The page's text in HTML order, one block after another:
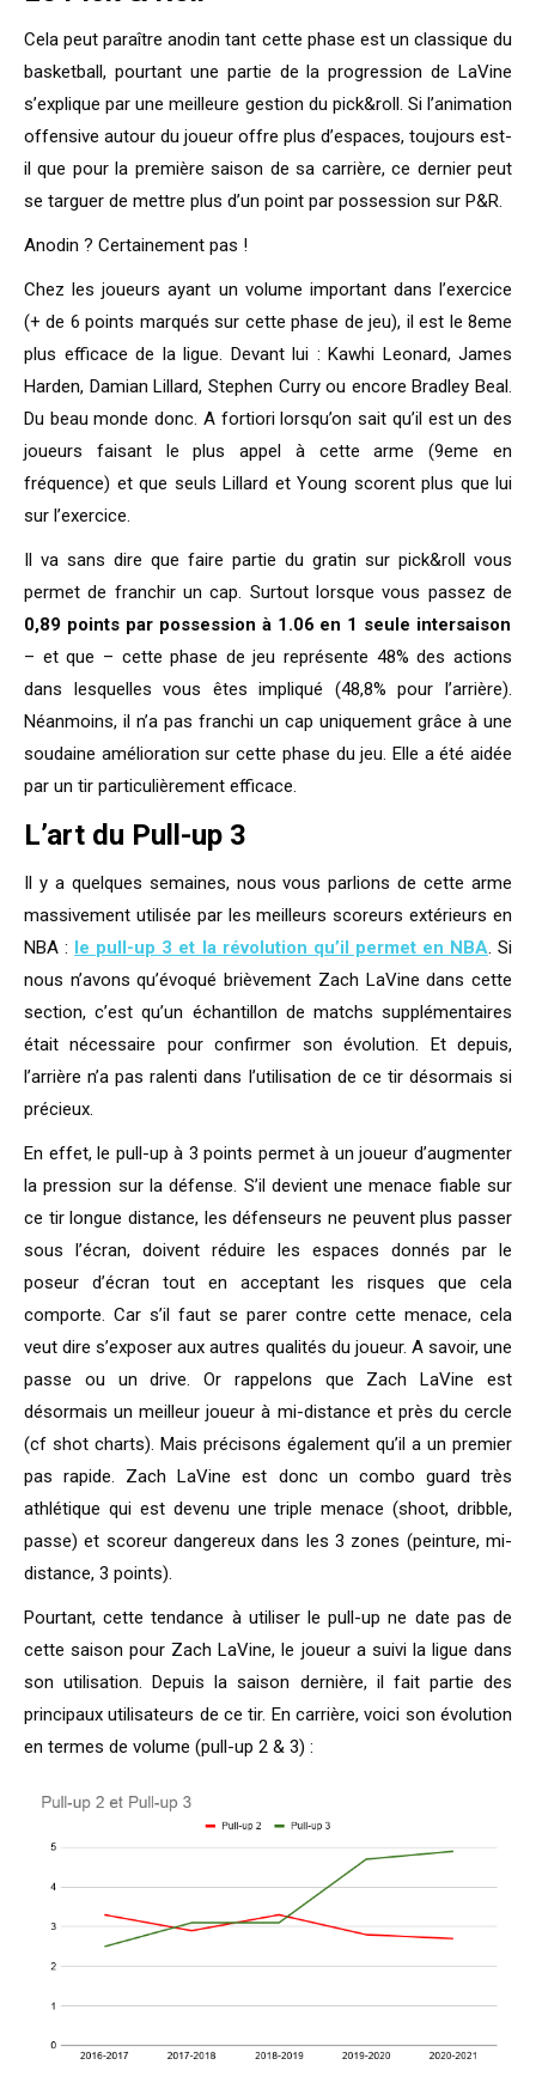
Cela peut paraître anodin tant cette phase est un classique du
basketball, pourtant une partie de la progression de LaVine
s’explique par une meilleure gestion du pick&roll. Si l’animation
offensive autour du joueur offre plus d’espaces, toujours est-
il que pour la première saison de sa carrière, ce dernier peut
se targuer de mettre plus d’un point par possession sur P&R.
Anodin ? Certainement pas !
Chez les joueurs ayant un volume important dans l’exercice
(+ de 6 points marqués sur cette phase de jeu), il est le 8eme
plus efficace de la ligue. Devant lui : Kawhi Leonard, James
Harden, Damian Lillard, Stephen Curry ou encore Bradley Beal.
Du beau monde donc. A fortiori lorsqu’on sait qu’il est un des
joueurs faisant le plus appel à cette arme (9eme en
fréquence) et que seuls Lillard et Young scorent plus que lui
sur l’exercice.
Il va sans dire que faire partie du gratin sur pick&roll vous
permet de franchir un cap. Surtout lorsque vous passez de
0,89 points par possession à 1.06 en 1 seule intersaison
– et que – cette phase de jeu représente 48% des actions
dans lesquelles vous êtes impliqué (48,8% pour l’arrière).
Néanmoins, il n’a pas franchi un cap uniquement grâce à une
soudaine amélioration sur cette phase du jeu. Elle a été aidée
par un tir particulièrement efficace.
L’art du Pull-up 3
Il y a quelques semaines, nous vous parlions de cette arme
massivement utilisée par les meilleurs scoreurs extérieurs en
NBA : le pull-up 3 et la révolution qu’il permet en NBA. Si
nous n’avons qu’évoqué brièvement Zach LaVine dans cette
section, c’est qu’un échantillon de matchs supplémentaires
était nécessaire pour confirmer son évolution. Et depuis,
l’arrière n’a pas ralenti dans l’utilisation de ce tir désormais si
précieux.
En effet, le pull-up à 3 points permet à un joueur d’augmenter
la pression sur la défense. S’il devient une menace fiable sur
ce tir longue distance, les défenseurs ne peuvent plus passer
sous l’écran, doivent réduire les espaces donnés par le
poseur d’écran tout en acceptant les risques que cela
comporte. Car s’il faut se parer contre cette menace, cela
veut dire s’exposer aux autres qualités du joueur. A savoir, une
passe ou un drive. Or rappelons que Zach LaVine est
désormais un meilleur joueur à mi-distance et près du cercle
(cf shot charts). Mais précisons également qu’il a un premier
pas rapide. Zach LaVine est donc un combo guard très
athlétique qui est devenu une triple menace (shoot, dribble,
passe) et scoreur dangereux dans les 3 zones (peinture, mi-
distance, 3 points).
Pourtant, cette tendance à utiliser le pull-up ne date pas de
cette saison pour Zach LaVine, le joueur a suivi la ligue dans
son utilisation. Depuis la saison dernière, il fait partie des
principaux utilisateurs de ce tir. En carrière, voici son évolution
en termes de volume (pull-up 2 & 3) :